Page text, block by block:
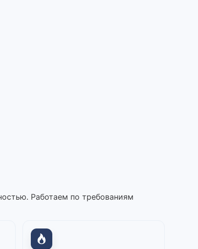
Работаем по требованиям